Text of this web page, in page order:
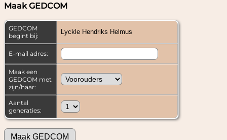
Maak GEDCOM
GEDCOM
begint bij:
Lyckle Hendriks Helmus
E-mail adres:
Maak een
GEDCOM met
zijn/haar:
Aantal
generaties: